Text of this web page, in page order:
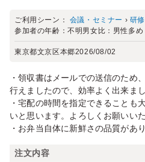
ご利用シーン： 会議・セミナー › 研修
参加者の年齢：不明 男女比： 男性多め
東京都文京区本郷2026/08/02
・領収書はメールでの送信のため
行えましたので、効率よく出来まし
・宅配の時間を指定できることも
いと思います。よろしくお願いいた
・お弁当自体に新鮮さの品質があ
注文内容